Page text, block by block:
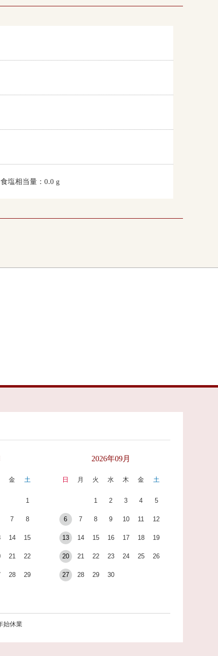
塩相当量：0.0 g
金 土
1
7 8
14 15
21 22
28 29
2026年09月
日 月 火 水 木 金 土
1 2 3 4 5
6 7 8 9 10 11 12
13 14 15 16 17 18 19
20 21 22 23 24 25 26
27 28 29 30
始休業